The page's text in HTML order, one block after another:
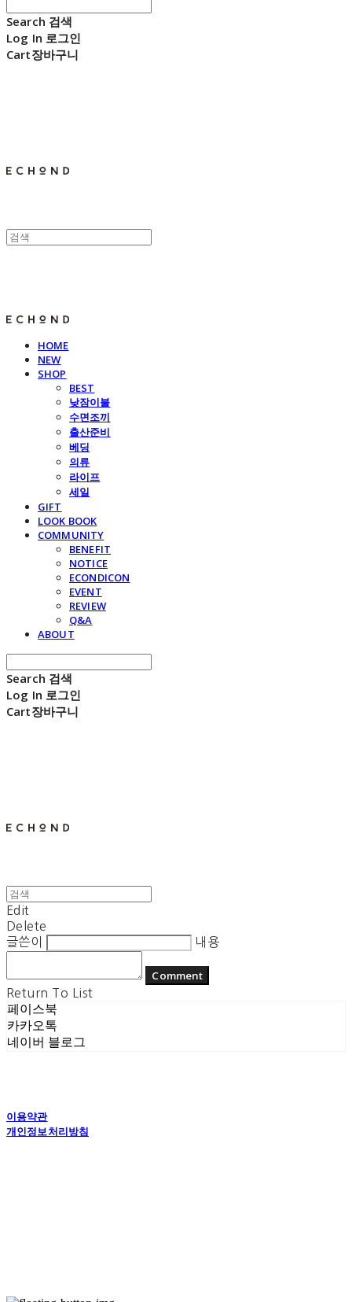
Search 검색
Log In 로그인
Cart장바구니
HOME
NEW
SHOP
BEST
낮잠이불
수면조끼
출산준비
베딩
의류
라이프
세일
GIFT
LOOK BOOK
COMMUNITY
BENEFIT
NOTICE
ECONDICON
EVENT
REVIEW
Q&A
ABOUT
Search 검색
Log In 로그인
Cart장바구니
Edit
Delete
글쓴이
내용
Comment
Return To List
페이스북
카카오톡
네이버 블로그
이용약관
개인정보처리방침